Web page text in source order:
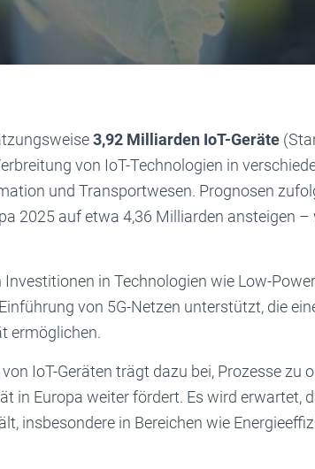
3,92 Milliarden IoT-Geräte
von IoT-Technologien in
und Transportwesen. Prognosen
2025 auf etwa 4,36 Milliarden ansteigen
in Technologien wie Low-
von 5G-Netzen unterstützt, die
ermöglichen.
IoT-Geräten trägt dazu bei, Prozesse zu
in Europa weiter fördert. Es wird erwartet,
insbesondere in Bereichen wie